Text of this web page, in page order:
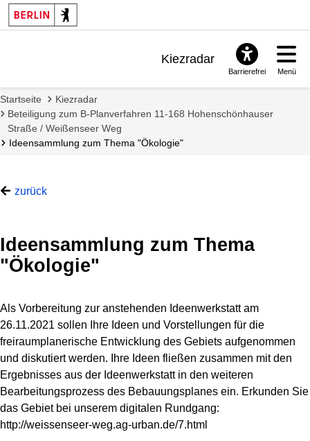
Kiezradar
Barrierefrei Menü
Startseite
Kiezradar
Beteiligung zum B-Planverfahren 11-168 Hohenschönhauser
Straße / Weißenseer Weg
Ideensammlung zum Thema "Ökologie"
zurück
Ideensammlung zum Thema
"Ökologie"
Als Vorbereitung zur anstehenden Ideenwerkstatt am
26.11.2021 sollen Ihre Ideen und Vorstellungen für die
freiraumplanerische Entwicklung des Gebiets aufgenommen
und diskutiert werden. Ihre Ideen fließen zusammen mit den
Ergebnisses aus der Ideenwerkstatt in den weiteren
Bearbeitungsprozess des Bebauungsplanes ein. Erkunden Sie
das Gebiet bei unserem digitalen Rundgang:
http://weissenseer-weg.ag-urban.de/7.html
z
u
: